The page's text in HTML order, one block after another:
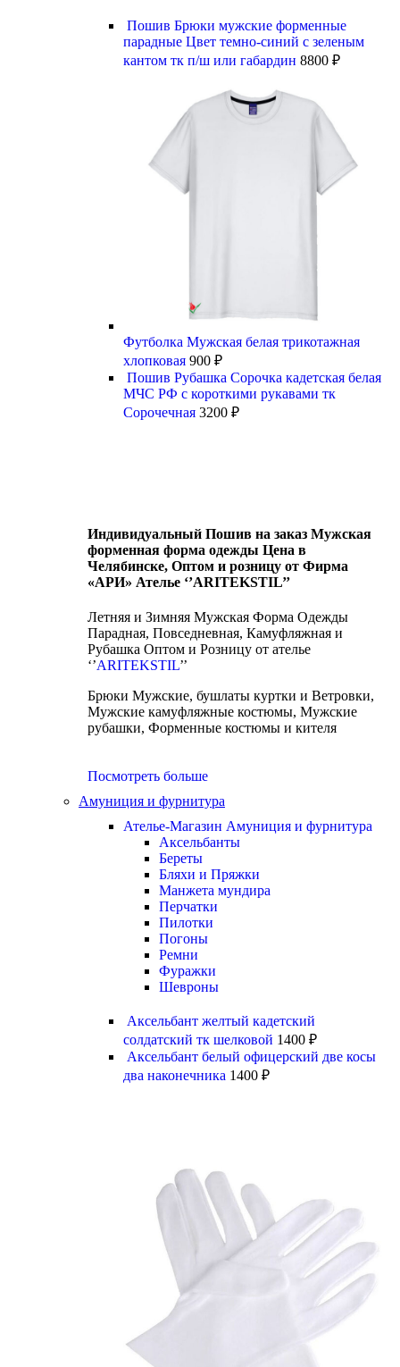
Пошив Брюки мужские форменные
парадные Цвет темно-синий с зеленым
кантом тк п/ш или габардин 8800 ₽
Футболка Мужская белая трикотажная
хлопковая 900 ₽
Пошив Рубашка Сорочка кадетская белая
МЧС РФ с короткими рукавами тк
Сорочечная 3200 ₽
Индивидуальный Пошив на заказ Мужская
форменная форма одежды Цена в
Челябинске, Оптом и розницу от Фирма
«АРИ» Ателье ‘’ARITEKSTIL’’
Летняя и Зимняя Мужская Форма Одежды
Парадная, Повседневная, Камуфляжная и
Рубашка Оптом и Розницу от ателье
‘’ARITEKSTIL’’
Брюки Мужские, бушлаты куртки и Ветровки,
Мужские камуфляжные костюмы, Мужские
рубашки, Форменные костюмы и кителя
Посмотреть больше
Амуниция и фурнитура
Ателье-Магазин Амуниция и фурнитура
Аксельбанты
Береты
Бляхи и Пряжки
Манжета мундира
Перчатки
Пилотки
Погоны
Ремни
Фуражки
Шевроны
Аксельбант желтый кадетский
солдатский тк шелковой 1400 ₽
Аксельбант белый офицерский две косы
два наконечника 1400 ₽